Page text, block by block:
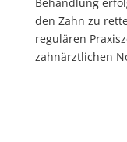
den Zahn zu
regulären
zahnärztlichen